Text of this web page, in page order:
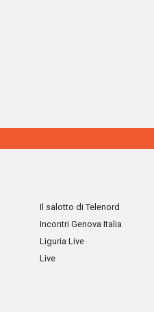
Il salotto di Telenord
Incontri Genova Italia
Liguria Live
Live